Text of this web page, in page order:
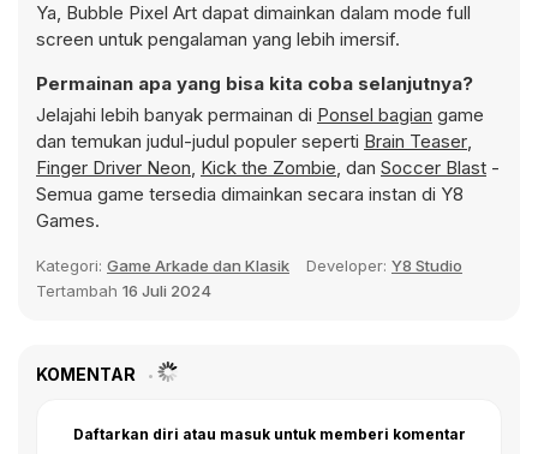
Ya, Bubble Pixel Art dapat dimainkan dalam mode full
screen untuk pengalaman yang lebih imersif.
Permainan apa yang bisa kita coba selanjutnya?
Jelajahi lebih banyak permainan di Ponsel bagian game
dan temukan judul-judul populer seperti Brain Teaser,
Finger Driver Neon, Kick the Zombie, dan Soccer Blast -
Semua game tersedia dimainkan secara instan di Y8
Games.
Kategori: Game Arkade dan Klasik Developer: Y8 Studio
Tertambah 16 Juli 2024
KOMENTAR
Daftarkan diri atau masuk untuk memberi komentar